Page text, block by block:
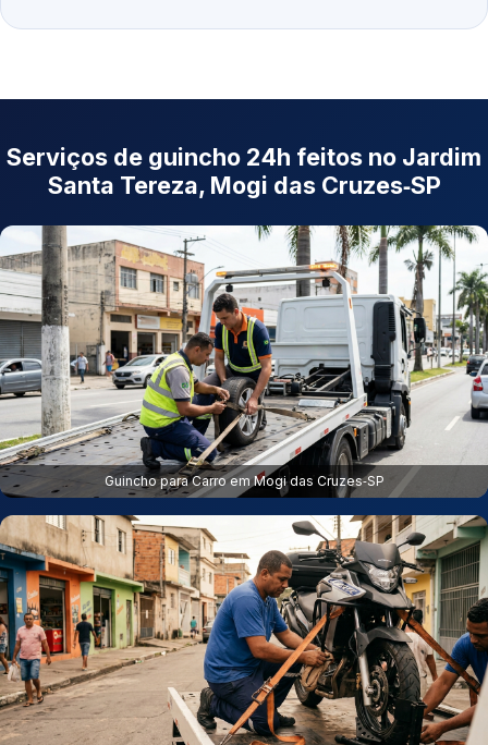
Serviços de guincho 24h feitos no Jardim
Santa Tereza, Mogi das Cruzes‑SP
Guincho para Carro em Mogi das Cruzes‑SP